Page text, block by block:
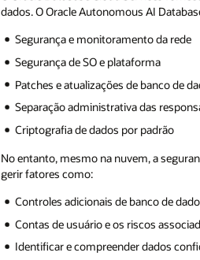
dados. O Oracle Autonomous AI
Segurança e monitoramento da rede
Segurança de SO e plataforma
Patches e atualizações de banco de
Separação administrativa das
Criptografia de dados por padrão
No entanto, mesmo na nuvem, a
gerir fatores como:
Controles adicionais de banco de
Contas de usuário e os riscos
Identificar e compreender dados